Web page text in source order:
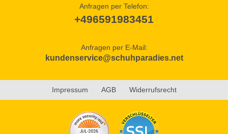
Anfragen per Telefon:
+496591983451
Anfragen per E-Mail:
kundenservice@schuhparadies.net
Impressum AGB Widerrufsrecht